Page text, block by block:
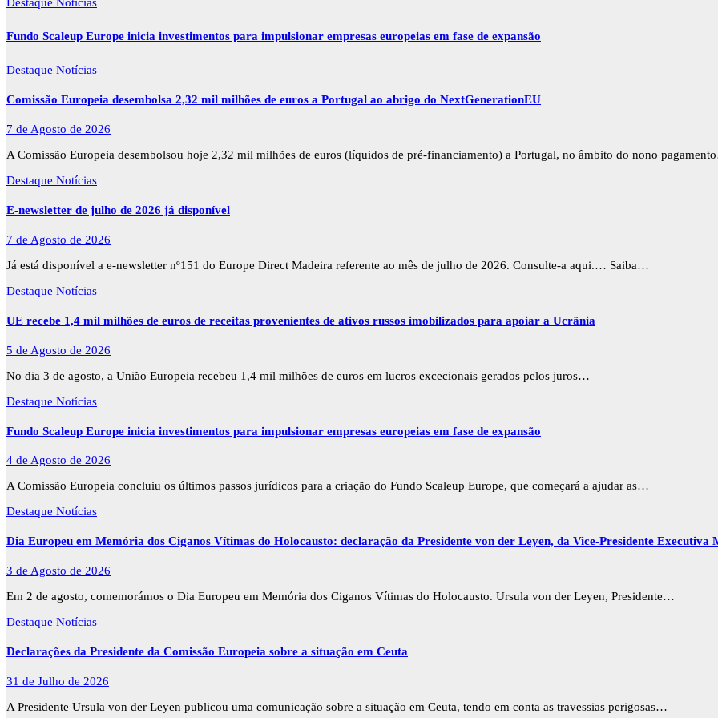
Fundo Scaleup Europe inicia investimentos para impulsionar empresas europeias em fase de expansão
Destaque Notícias
Comissão Europeia desembolsa 2,32 mil milhões de euros a Portugal ao abrigo do NextGenerationEU
7 de Agosto de 2026
A Comissão Europeia desembolsou hoje 2,32 mil milhões de euros (líquidos de pré-financiamento) a Portugal, no âmbito do nono
Destaque Notícias
E-newsletter de julho de 2026 já disponível
7 de Agosto de 2026
Já está disponível a e-newsletter nº151 do Europe Direct Madeira referente ao mês de julho de 2026. Consulte-a aqui.… Saiba…
Destaque Notícias
UE recebe 1,4 mil milhões de euros de receitas provenientes de ativos russos imobilizados para apoiar a Ucrânia
5 de Agosto de 2026
No dia 3 de agosto, a União Europeia recebeu 1,4 mil milhões de euros em lucros excecionais gerados pelos juros…
Destaque Notícias
Fundo Scaleup Europe inicia investimentos para impulsionar empresas europeias em fase de expansão
4 de Agosto de 2026
A Comissão Europeia concluiu os últimos passos jurídicos para a criação do Fundo Scaleup Europe, que começará a ajudar as…
Destaque Notícias
Dia Europeu em Memória dos Ciganos Vítimas do Holocausto: declaração da Presidente von der Leyen, da Vice-Presidente Executiva
3 de Agosto de 2026
Em 2 de agosto, comemorámos o Dia Europeu em Memória dos Ciganos Vítimas do Holocausto. Ursula von der Leyen, Presidente…
Destaque Notícias
Declarações da Presidente da Comissão Europeia sobre a situação em Ceuta
31 de Julho de 2026
A Presidente Ursula von der Leyen publicou uma comunicação sobre a situação em Ceuta, tendo em conta as travessias perigosas…